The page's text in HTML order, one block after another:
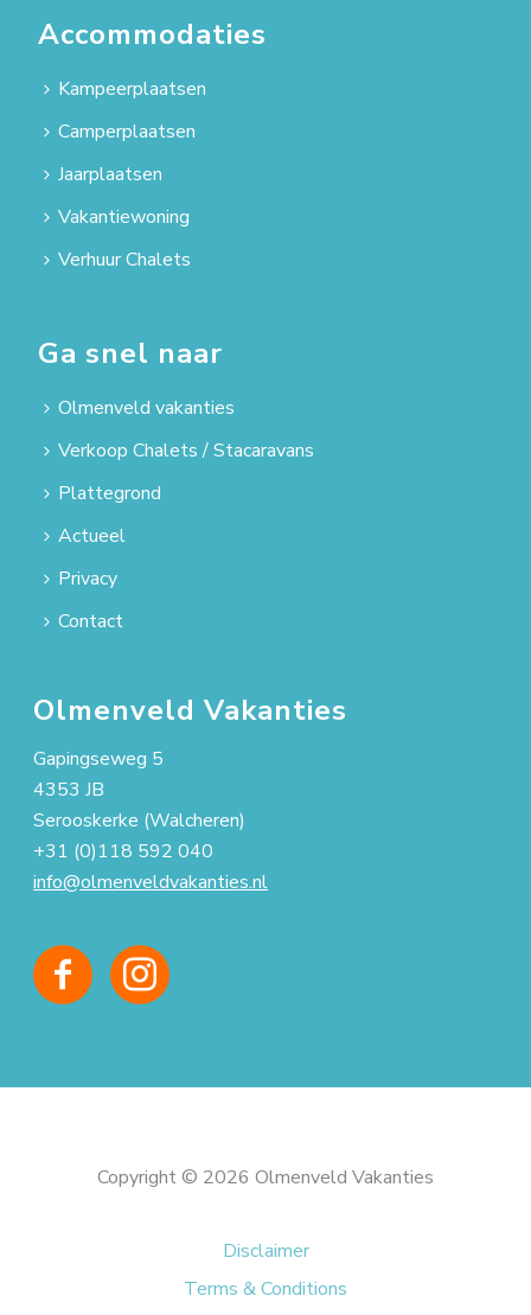
Accommodaties
Kampeerplaatsen
Camperplaatsen
Jaarplaatsen
Vakantiewoning
Verhuur Chalets
Ga snel naar
Olmenveld vakanties
Verkoop Chalets / Stacaravans
Plattegrond
Actueel
Privacy
Contact
Olmenveld Vakanties
Gapingseweg 5
4353 JB
Serooskerke (Walcheren)
+31 (0)118 592 040
info@olmenveldvakanties.nl
Copyright © 2026 Olmenveld Vakanties
Disclaimer
Terms & Conditions